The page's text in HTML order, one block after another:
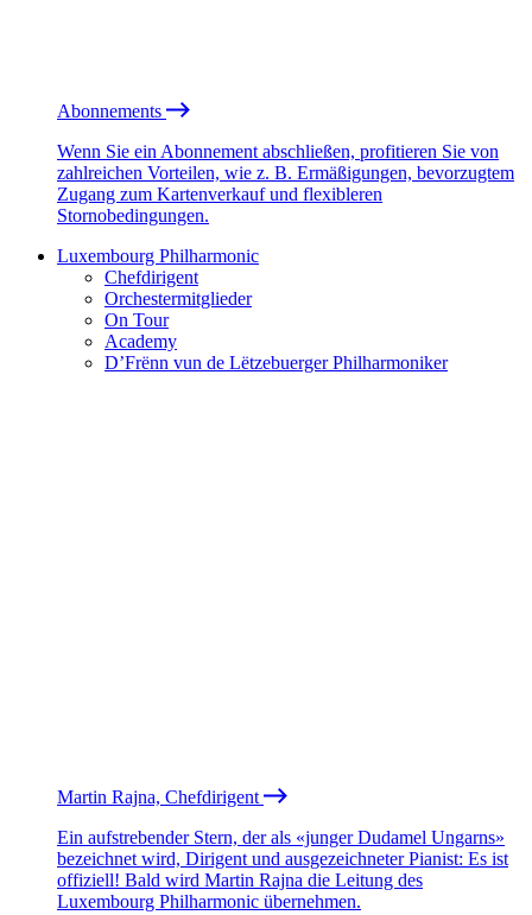
Abonnements
Wenn Sie ein Abonnement abschließen, profitieren Sie von
zahlreichen Vorteilen, wie z. B. Ermäßigungen, bevorzugtem
Zugang zum Kartenverkauf und flexibleren
Stornobedingungen.
Luxembourg Philharmonic
Chefdirigent
Orchestermitglieder
On Tour
Academy
D’Frënn vun de Lëtzebuerger Philharmoniker
Martin Rajna, Chefdirigent
Ein aufstrebender Stern, der als «junger Dudamel Ungarns»
bezeichnet wird, Dirigent und ausgezeichneter Pianist: Es ist
offiziell! Bald wird Martin Rajna die Leitung des
Luxembourg Philharmonic übernehmen.